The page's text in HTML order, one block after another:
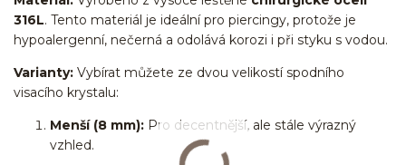
316L. Tento materiál je ideální pro piercingy, protože je
hypoalergenní, nečerná a odolává korozi i při styku s vodou.
Varianty: Vybírat můžete ze dvou velikostí spodního
visacího krystalu:
Menší (8 mm): Pro decentnější, ale stále výrazný
vzhled.